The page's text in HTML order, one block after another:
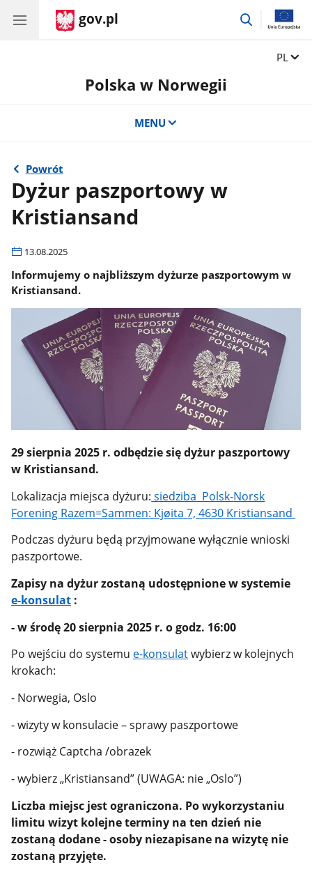
gov.pl
przejdź
Zmień
PL
Polska w Norwegii
MENU
Powrót
Dyżur paszportowy w
Kristiansand
13.08.2025
Informujemy o najbliższym dyżurze paszportowym w
Kristiansand.
29 sierpnia 2025 r. odbędzie się dyżur paszportowy
w Kristiansand.
Lokalizacja miejsca dyżuru: siedziba Polsk-Norsk
Forening Razem=Sammen: Kjøita 7, 4630 Kristiansand
Podczas dyżuru będą przyjmowane wyłącznie wnioski
paszportowe.
Zapisy na dyżur zostaną udostępnione w systemie
e-konsulat :
- w środę 20 sierpnia 2025 r. o godz. 16:00
Po wejściu do systemu e-konsulatwybierz w kolejnych
krokach:
- Norwegia, Oslo
- wizyty w konsulacie – sprawy paszportowe
- rozwiąż Captcha /obrazek
- wybierz „Kristiansand” (UWAGA: nie „Oslo”)
Liczba miejsc jest ograniczona. Po wykorzystaniu
limitu wizyt kolejne terminy na ten dzień nie
zostaną dodane - osoby niezapisane na wizytę nie
zostaną przyjęte.